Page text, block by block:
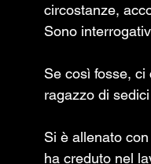
circostanze,
Sono
Se così fosse,
ragazzo di
Si è allenato
ha creduto nel